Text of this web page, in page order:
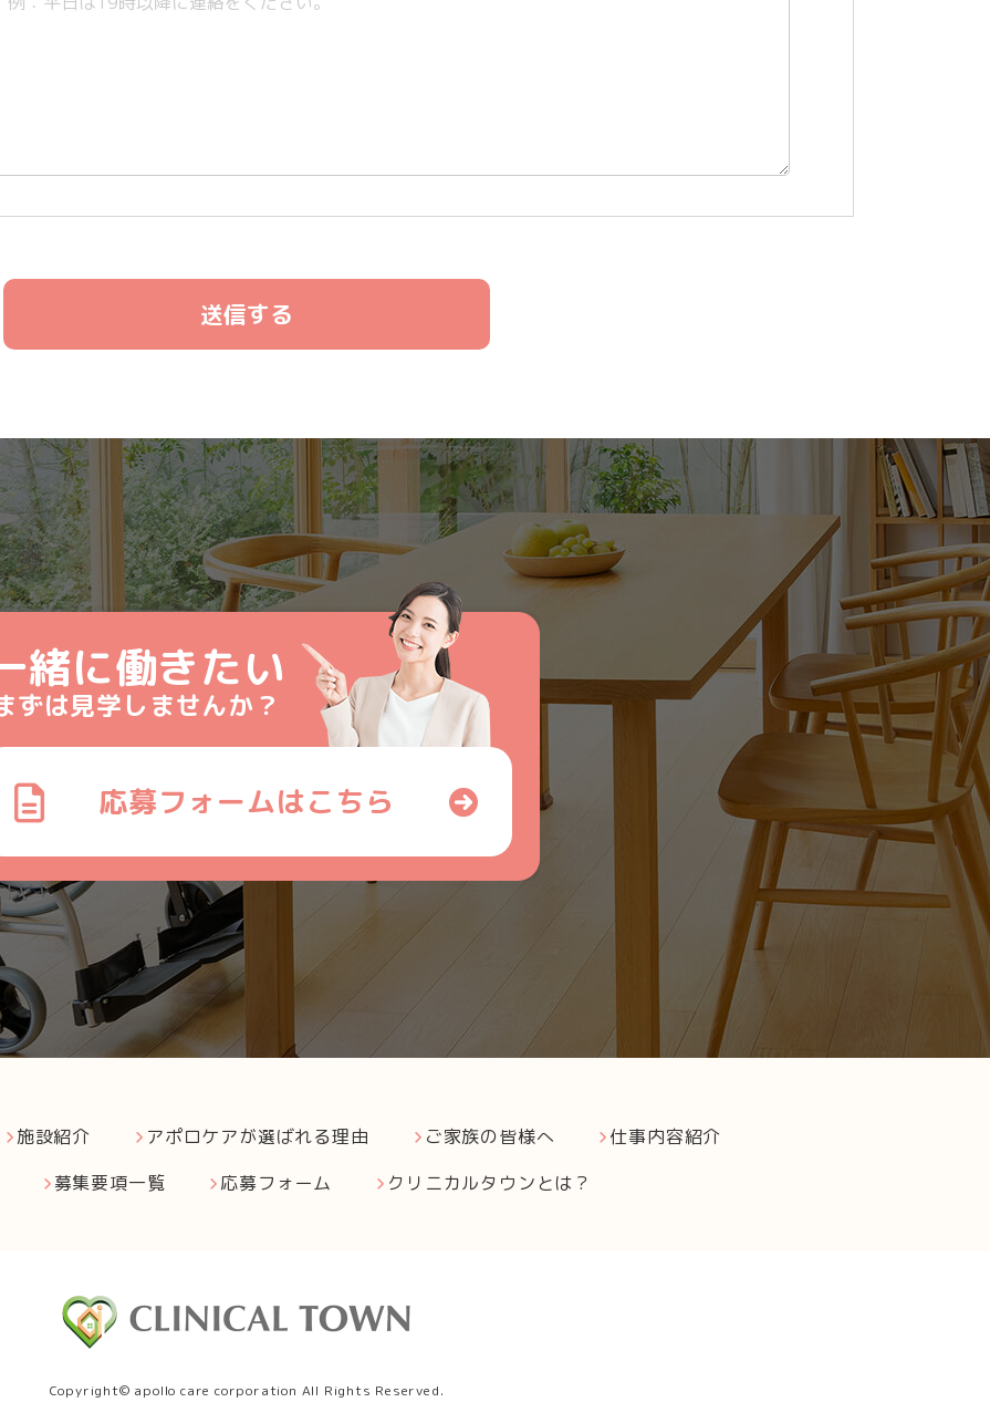
緒に働きたい
ずは見学しませんか？
応募フォームはこちら
施設紹介 アポロケアが選ばれる理由 ご家族の皆様へ
仕事内容紹介
募集要項一覧 応募フォーム クリニカルタウンとは？
Copyright© apollo care corporation All Rights Reserved.